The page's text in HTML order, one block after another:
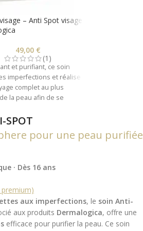
– Anti Spot visage
49,00 €
(1)
et purifiant, ce soin
imperfections et réalise
complet au plus
la peau afin de se
des impuretés
l'origine de l'apparition
SPOT
pour une peau purifiée
· Dès 16 ans
aux imperfections, le soin Anti-
aux produits Dermalogica, offre une
efficace pour purifier la peau. Ce soin